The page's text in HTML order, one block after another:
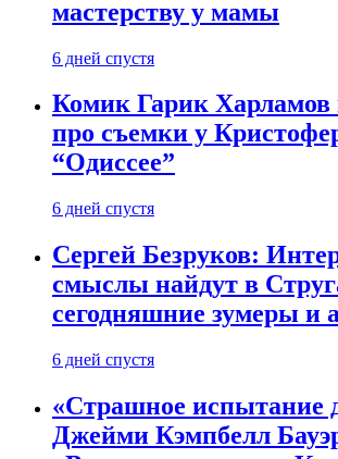
мастерству у мамы
6 дней спустя
Комик Гарик
про съемки у
“Одиссее”
6 дней спустя
Сергей Безруков:
смыслы найдут в
сегодняшние зумеры и
6 дней спустя
«Страшное испытание
Джейми Кэмпбелл